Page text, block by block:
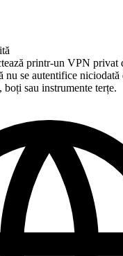
în tabloul tău de bord
urmărești jocurile propriu-
comenzii.printr-un VPN privat
nu se autentifice
boți sau instrumente terțe.